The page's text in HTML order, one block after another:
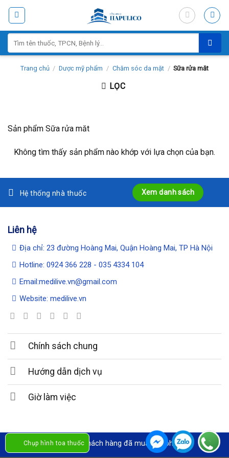
Skip
content
kiếm:
Trang chủ / Dược mỹ phẩm / Chăm sóc da mặt / Sữa rửa măt
LỌC
Sản phẩm Sữa rửa măt
Không tìm thấy sản phẩm nào khớp với lựa chọn của bạn.
Hệ thống nhà thuốc Xem danh sách
Liên hệ
Địa chỉ: 23 đường Hoàng Mai, Quận Hoàng Mai, TP Hà Nội
Hotline: 0924 366 228 - 035 4334 104
Email:medilive.vn@gmail.com
Website: medilive.vn
Chính sách chung
Hướng dẫn dịch vụ
Giờ làm việc
Chụp hình toa thuốc
Cảm ơn quý khách hàng đã mua sản phẩm !